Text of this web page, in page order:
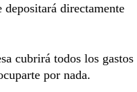
depositará directamente
cubrirá todos los gastos
por nada.